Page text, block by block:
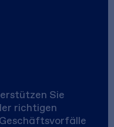
Sie
richtigen